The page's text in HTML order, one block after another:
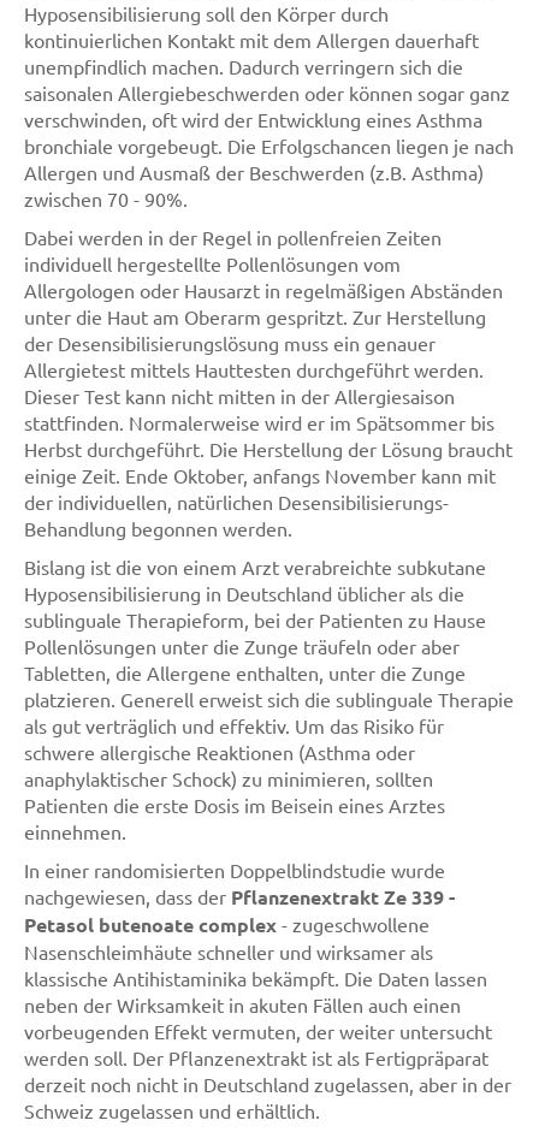
Hyposensibilisierung soll den Körper durch
kontinuierlichen Kontakt mit dem Allergen dauerhaft
unempfindlich machen. Dadurch verringern sich die
saisonalen Allergiebeschwerden oder können sogar ganz
verschwinden, oft wird der Entwicklung eines Asthma
bronchiale vorgebeugt. Die Erfolgschancen liegen je nach
Allergen und Ausmaß der Beschwerden (z.B. Asthma)
zwischen 70 - 90%.
Dabei werden in der Regel in pollenfreien Zeiten
individuell hergestellte Pollenlösungen vom
Allergologen oder Hausarzt in regelmäßigen Abständen
unter die Haut am Oberarm gespritzt. Zur Herstellung
der Desensibilisierungslösung muss ein genauer
Allergietest mittels Hauttesten durchgeführt werden.
Dieser Test kann nicht mitten in der Allergiesaison
stattfinden. Normalerweise wird er im Spätsommer bis
Herbst durchgeführt. Die Herstellung der Lösung braucht
einige Zeit. Ende Oktober, anfangs November kann mit
der individuellen, natürlichen Desensibilisierungs-
Behandlung begonnen werden.
Bislang ist die von einem Arzt verabreichte subkutane
Hyposensibilisierung in Deutschland üblicher als die
sublinguale Therapieform, bei der Patienten zu Hause
Pollenlösungen unter die Zunge träufeln oder aber
Tabletten, die Allergene enthalten, unter die Zunge
platzieren. Generell erweist sich die sublinguale Therapie
als gut verträglich und effektiv. Um das Risiko für
schwere allergische Reaktionen (Asthma oder
anaphylaktischer Schock) zu minimieren, sollten
Patienten die erste Dosis im Beisein eines Arztes
einnehmen.
In einer randomisierten Doppelblindstudie wurde
nachgewiesen, dass der Pflanzenextrakt Ze 339 -
Petasol butenoate complex - zugeschwollene
Nasenschleimhäute schneller und wirksamer als
klassische Antihistaminika bekämpft. Die Daten lassen
neben der Wirksamkeit in akuten Fällen auch einen
vorbeugenden Effekt vermuten, der weiter untersucht
werden soll. Der Pflanzenextrakt ist als Fertigpräparat
derzeit noch nicht in Deutschland zugelassen, aber in der
Schweiz zugelassen und erhältlich.